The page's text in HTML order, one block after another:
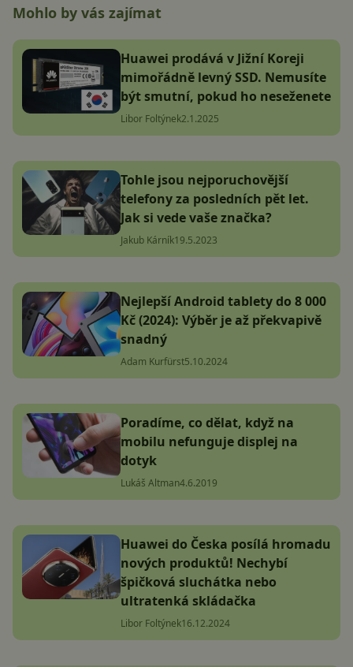
Mohlo by vás zajímat
Huawei prodává v Jižní Koreji
mimořádně levný SSD. Nemusíte
být smutní, pokud ho neseženete
Libor Foltýnek2.1.2025
Tohle jsou nejporuchovější
telefony za posledních pět let.
Jak si vede vaše značka?
Jakub Kárník19.5.2023
Nejlepší Android tablety do 8 000
Kč (2024): Výběr je až překvapivě
snadný
Adam Kurfürst5.10.2024
Poradíme, co dělat, když na
mobilu nefunguje displej na
dotyk
Lukáš Altman4.6.2019
Huawei do Česka posílá hromadu
nových produktů! Nechybí
špičková sluchátka nebo
ultratenká skládačka
Libor Foltýnek16.12.2024